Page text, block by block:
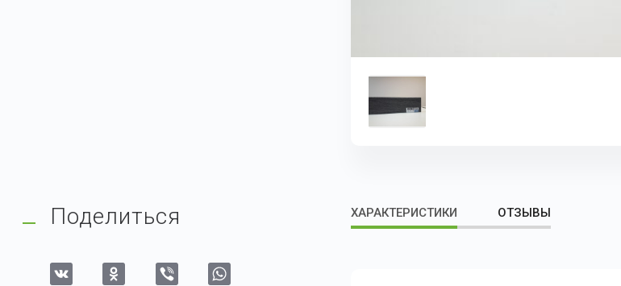
ХАРАКТЕРИСТИКИ ОТЗЫВЫ
Поделиться